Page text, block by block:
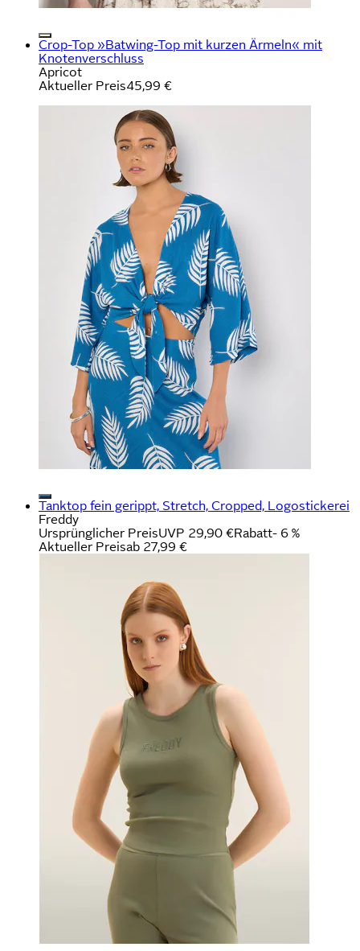
Crop-Top »Batwing-Top mit kurzen Ärmeln« mit
Knotenverschluss
Apricot
Aktueller Preis45,99 €
Tanktop fein gerippt, Stretch, Cropped, Logostickerei
Freddy
Ursprünglicher PreisUVP 29,90 €Rabatt- 6 %
Aktueller Preisab 27,99 €